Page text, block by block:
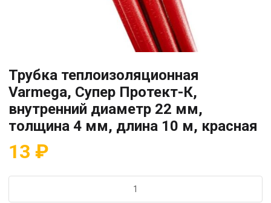
Трубка теплоизоляционная
Varmega, Супер Протект-К,
внутренний диаметр 22 мм,
толщина 4 мм, длина 10 м, красная
13 ₽